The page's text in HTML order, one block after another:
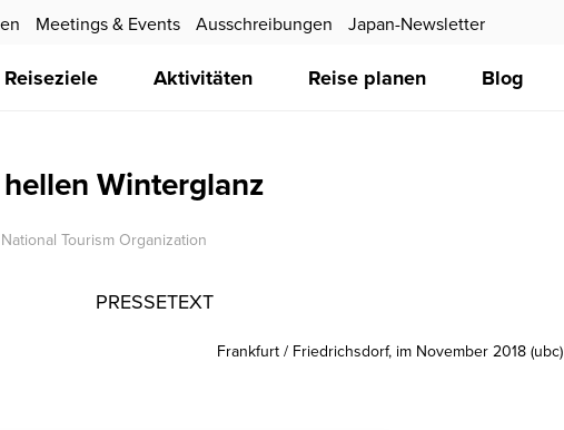
Meetings & Events Ausschreibungen Japan-Newsletter
Reiseziele Aktivitäten Reise planen Blog
Winterglanz
Tourism Organization
PRESSETEXT
Frankfurt / Friedrichsdorf, im November 2018 (ubc)